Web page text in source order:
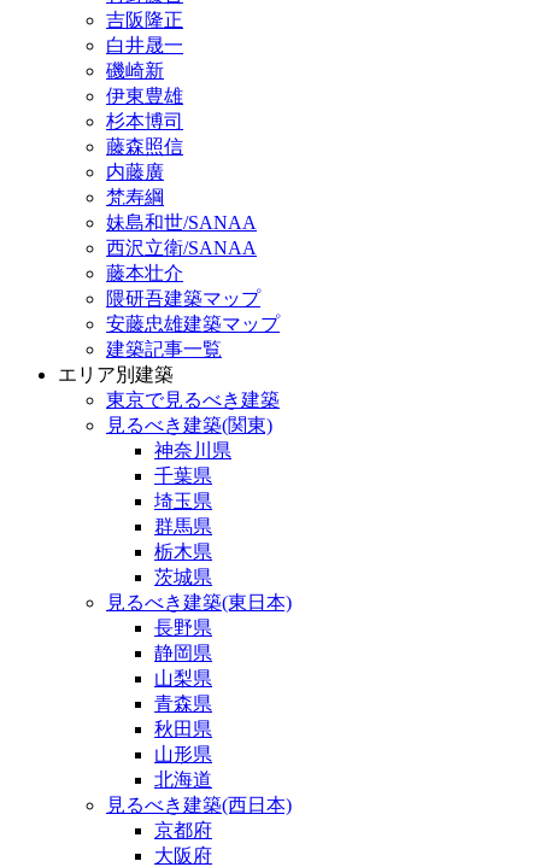
吉阪隆正
白井晟一
磯崎新
伊東豊雄
杉本博司
藤森照信
内藤廣
梵寿綱
妹島和世/SANAA
西沢立衛/SANAA
藤本壮介
隈研吾建築マップ
安藤忠雄建築マップ
建築記事一覧
エリア別建築
東京で見るべき建築
見るべき建築(関東)
神奈川県
千葉県
埼玉県
群馬県
栃木県
茨城県
見るべき建築(東日本)
長野県
静岡県
山梨県
青森県
秋田県
山形県
北海道
見るべき建築(西日本)
京都府
大阪府